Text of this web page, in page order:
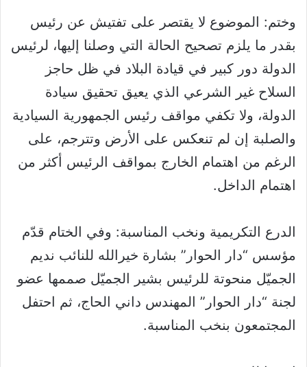
وختم: الموضوع لا يقتصر على تفتيش عن رئيس
بقدر ما يلزم تصحيح الحالة التي وصلنا إليها، لرئيس
الدولة دور كبير في قيادة البلاد في ظل حاجز
السلاح غير الشرعي الذي يعيق تحقيق سيادة
الدولة، ولا تكفي مواقف رئيس الجمهورية السيادية
والصلبة إن لم تنعكس على الأرض وتترجم، على
الرغم من اهتمام الخارج بمواقف الرئيس أكثر من
اهتمام الداخل.
الدرع التكريمية ونخب المناسبة: وفي الختام قدّم
مؤسس “دار الحوار” بشارة خيرالله للنائب نديم
الجميّل منحوتة للرئيس بشير الجميّل صممها عضو
لجنة “دار الحوار” المهندس داني الحاج، ثم احتفل
المجتمعون بنخب المناسبة.